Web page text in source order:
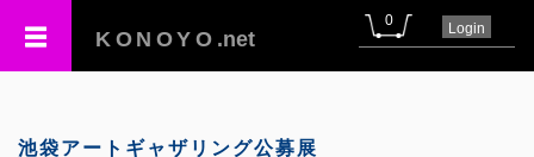
KONOYO .net
0 Login
池袋アートギャザリング公募展